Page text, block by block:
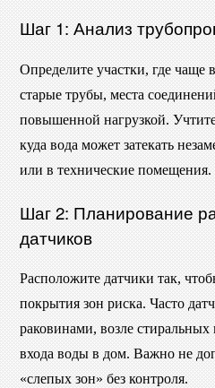
Шаг 1: Анализ
Определите участки, где чаще
старые трубы, места
повышенной нагрузкой.
куда вода может затекать
или в технические помещения.
Шаг 2: Планирование
датчиков
Расположите датчики так,
покрытия зон риска. Часто
раковинами, возле
входа воды в дом. Важно не
«слепых зон» без контроля.